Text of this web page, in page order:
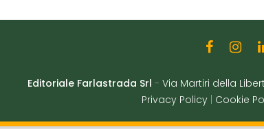
Editoriale Farlastrada Srl - Via Martiri della
Privacy Policy
Cookie